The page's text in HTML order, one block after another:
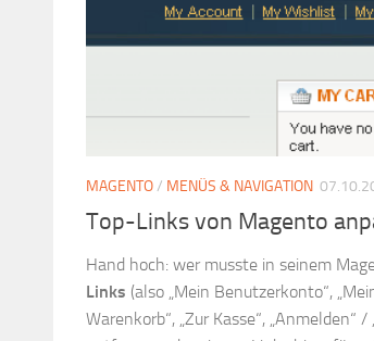
MAGENTO/ MENÜS & NAVIGATION
Top-Links von Magento
Hand hoch: wer musste in seinem
Links (also „Mein Benutzerkonto“,
Warenkorb“, „Zur Kasse“, „Anmelden“